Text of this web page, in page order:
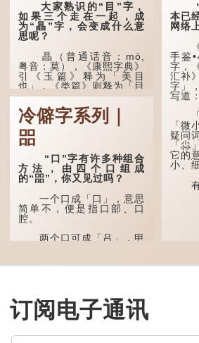
大家熟识的“目”字，
如果三个走在一起，成
为“瞐”字，会变成什么意
思呢？
瞐（普通话音：mò,
粤音：莫），《康熙字典》
引《玉篇》释为「美目
也」，《类篇》则释为「目
深也」，即美丽的眼睛、目
光深邃的意思。
多年前，苹果手机推出
iPhone12时，曾宣传它的
镜头有专业的计算摄影功
能，便用上「瞐」这个字，
表达iPhone12有由8位提
升至10位HDR视频拍摄功
能，能自动进...
冷僻字系列｜
㗊
“口”字有许多种组合
方法，由四个口组成
的“㗊”，你又见过吗？
一个口成「口」，意思
简单不，便是指口部、口
腔。
两个口可成「吕」，甲
线把脊椎段串联起来。现代
同「喧」，大声呼叫的意
思。
字用法最为普遍。始见于商
“尛
本已
网络
《
手鉴
字，
汇补
字」
写道
「
「微
疑问
「尛
它的
小、
有
订阅电子通讯